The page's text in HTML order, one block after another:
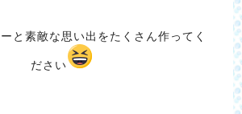
と素敵な思い出をたくさん作ってく
ださい